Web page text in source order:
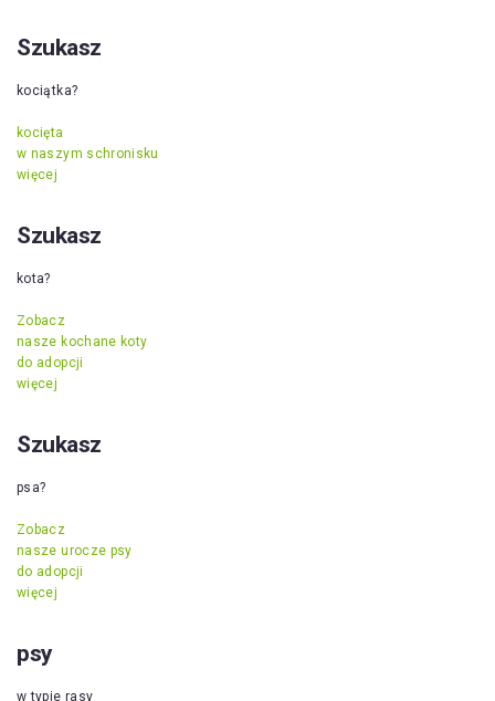
Szukasz
kociątka?
kocięta
w naszym schronisku
więcej
Szukasz
kota?
Zobacz
nasze kochane koty
do adopcji
więcej
Szukasz
psa?
Zobacz
nasze urocze psy
do adopcji
więcej
psy
w typie rasy